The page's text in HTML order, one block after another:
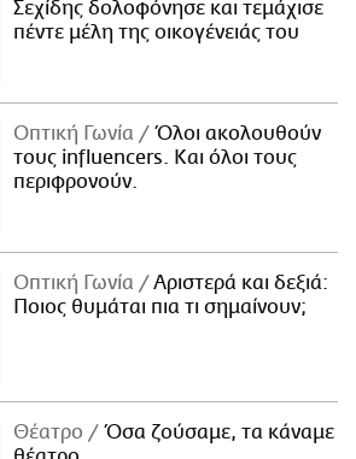
Σεχίδης δολοφόνησε και τεμάχισε
πέντε μέλη της οικογένειάς του
Οπτική Γωνία
Όλοι ακολουθούν
τους influencers. Και όλοι τους
περιφρονούν.
Οπτική Γωνία
Αριστερά και δεξιά:
Ποιος θυμάται πια τι σημαίνουν;
Θέατρο
Όσα ζούσαμε, τα κάναμε